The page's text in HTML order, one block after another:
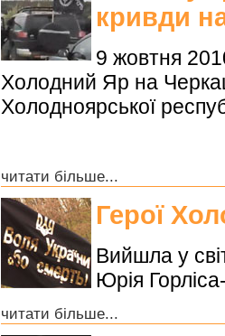
кривди
9 жовтня
Холодний Яр на
Холодноярської
читати більше...
Герої
Вийшла у
Юрія
читати більше...